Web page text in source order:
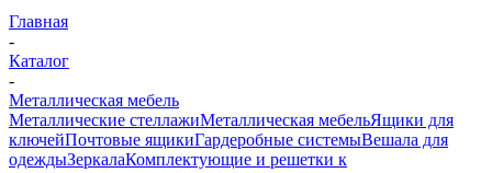
Главная
-
Каталог
-
Металлическая мебель
Металлические стеллажиМеталлическая мебельЯщики для
ключейПочтовые ящикиГардеробные системыВешала для
одеждыЗеркалаКомплектующие и решетки к